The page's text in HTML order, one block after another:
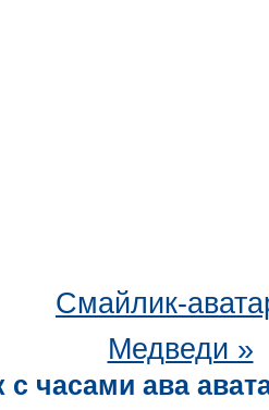
Смайлик-
Медведи »
часами ава